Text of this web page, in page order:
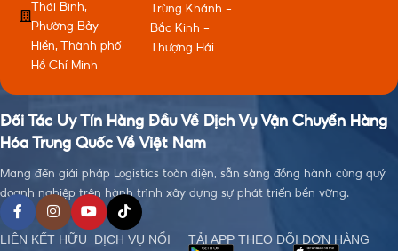
Thái Bình,
Phường Bảy
Hiền, Thành phố
Hồ Chí Minh
Trùng Khánh -
Bắc Kinh -
Thượng Hải
Đối Tác Uy Tín Hàng Đầu Về Dịch Vụ Vận Chuyển Hàng
Hóa Trung Quốc Về Việt Nam
Mang đến giải pháp Logistics toàn diện, sẵn sàng đồng hành cùng quý
doanh nghiệp trên hành trình xây dựng sự phát triển bền vững.
LIÊN KẾT HỮU
DỊCH VỤ NỔI
TẢI APP THEO DÕI ĐƠN HÀNG